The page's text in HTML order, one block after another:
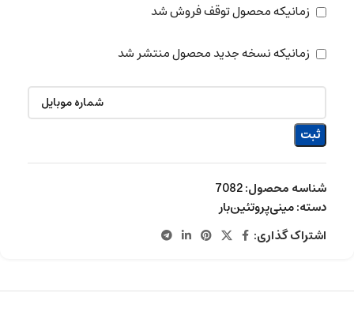
زمانیکه محصول توقف فروش شد
زمانیکه نسخه جدید محصول منتشر شد
ثبت
شناسه محصول:7082
دسته:مینی‌پروتئین‌بار
اشتراک گذاری: